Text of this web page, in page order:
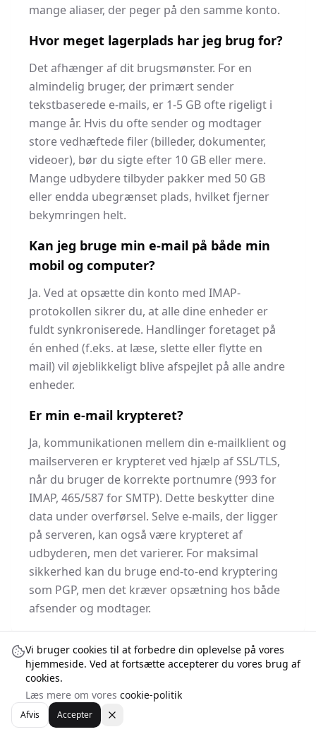
mange aliaser, der peger på den samme konto.
Hvor meget lagerplads har jeg brug for?
Det afhænger af dit brugsmønster. For en
almindelig bruger, der primært sender
tekstbaserede e-mails, er 1-5 GB ofte rigeligt i
mange år. Hvis du ofte sender og modtager
store vedhæftede filer (billeder, dokumenter,
videoer), bør du sigte efter 10 GB eller mere.
Mange udbydere tilbyder pakker med 50 GB
eller endda ubegrænset plads, hvilket fjerner
bekymringen helt.
Kan jeg bruge min e-mail på både min
mobil og computer?
Ja. Ved at opsætte din konto med IMAP-
protokollen sikrer du, at alle dine enheder er
fuldt synkroniserede. Handlinger foretaget på
én enhed (f.eks. at læse, slette eller flytte en
mail) vil øjeblikkeligt blive afspejlet på alle andre
enheder.
Er min e-mail krypteret?
Ja, kommunikationen mellem din e-mailklient og
mailserveren er krypteret ved hjælp af SSL/TLS,
når du bruger de korrekte portnumre (993 for
IMAP, 465/587 for SMTP). Dette beskytter dine
data under overførsel. Selve e-mails, der ligger
på serveren, kan også være krypteret af
udbyderen, men det varierer. For maksimal
sikkerhed kan du bruge end-to-end kryptering
som PGP, men det kræver opsætning hos både
afsender og modtager.
📧Professionelle Email Adresser
• @ditdomæne.dk email adresser
Vi bruger cookies til at forbedre din oplevelse på vores
hjemmeside. Ved at fortsætte accepterer du vores brug af
cookies.
Læs mere om vores cookie-politik
Afvis Accepter